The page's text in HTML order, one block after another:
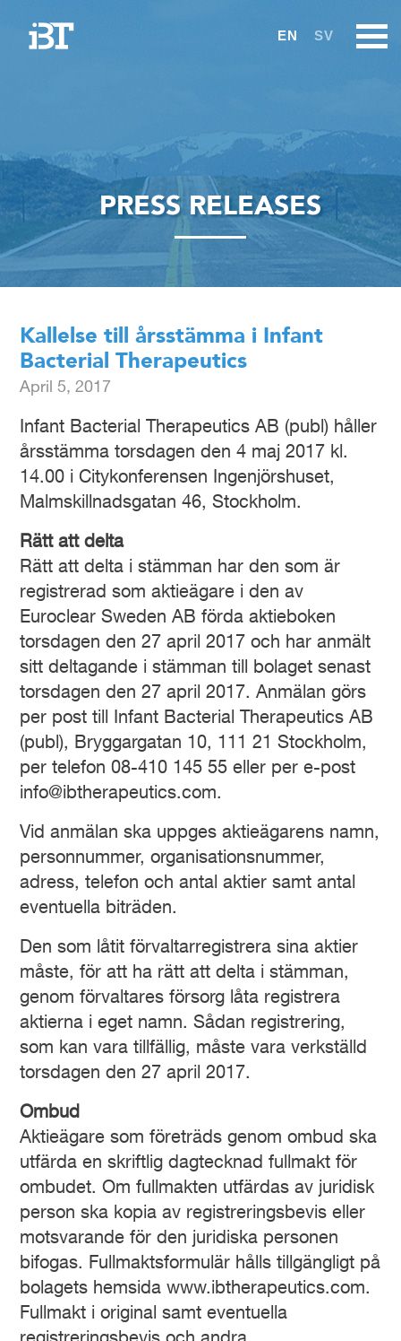
EN SV
PRESS RELEASES
Kallelse till årsstämma i Infant
Bacterial Therapeutics
April 5, 2017
Infant Bacterial Therapeutics AB (publ) håller
årsstämma torsdagen den 4 maj 2017 kl.
14.00 i Citykonferensen Ingenjörshuset,
Malmskillnadsgatan 46, Stockholm.
Rätt att delta
Rätt att delta i stämman har den som är
registrerad som aktieägare i den av
Euroclear Sweden AB förda aktieboken
torsdagen den 27 april 2017 och har anmält
sitt deltagande i stämman till bolaget senast
torsdagen den 27 april 2017. Anmälan görs
per post till Infant Bacterial Therapeutics AB
(publ), Bryggargatan 10, 111 21 Stockholm,
per telefon 08-410 145 55 eller per e-post
info@ibtherapeutics.com.
Vid anmälan ska uppges aktieägarens namn,
personnummer, organisationsnummer,
adress, telefon och antal aktier samt antal
eventuella biträden.
Den som låtit förvaltarregistrera sina aktier
måste, för att ha rätt att delta i stämman,
genom förvaltares försorg låta registrera
aktierna i eget namn. Sådan registrering,
som kan vara tillfällig, måste vara verkställd
torsdagen den 27 april 2017.
Ombud
Aktieägare som företräds genom ombud ska
utfärda en skriftlig dagtecknad fullmakt för
ombudet. Om fullmakten utfärdas av juridisk
person ska kopia av registreringsbevis eller
motsvarande för den juridiska personen
bifogas. Fullmaktsformulär hålls tillgängligt på
bolagets hemsida www.ibtherapeutics.com.
Fullmakt i original samt eventuella